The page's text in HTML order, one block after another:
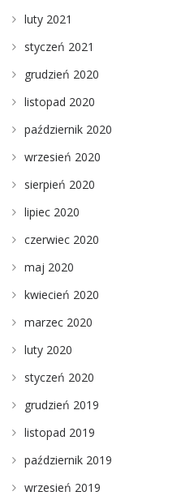
luty 2021
styczeń 2021
grudzień 2020
listopad 2020
październik 2020
wrzesień 2020
sierpień 2020
lipiec 2020
czerwiec 2020
maj 2020
kwiecień 2020
marzec 2020
luty 2020
styczeń 2020
grudzień 2019
listopad 2019
październik 2019
wrzesień 2019